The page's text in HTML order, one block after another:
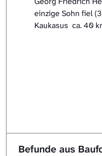
einzige Sohn fiel
Kaukasus ca. 40
Befunde aus